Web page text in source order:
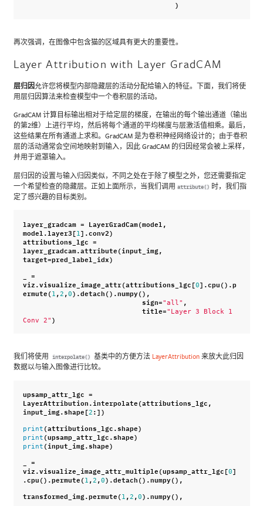
)
再次强调，在图像中包含猫的区域具有更大的重要性。
Layer Attribution with Layer GradCAM
层归因允许您将模型内部隐藏层的活动分配给输入的特征。下面，我们将使
用层归因算法来检查模型中一个卷积层的活动。
GradCAM 计算目标输出相对于给定层的梯度，在输出的每个输出通道（输出
的第2维）上进行平均，然后将每个通道的平均梯度与层激活值相乘。最后，
这些结果在所有通道上求和。GradCAM 是为卷积神经网络设计的；由于卷积
层的活动通常会空间地映射到输入，因此 GradCAM 的归因经常会被上采样，
并用于遮罩输入。
层归因的设置与输入归因类似，不同之处在于除了模型之外，您还需要指定
一个希望检查的隐藏层。正如上面所示，当我们调用 attribute() 时，我们指
定了感兴趣的目标类别。
layer_gradcam = LayerGradCam(model ,
model .layer3[1 ] .conv2)
attributions_lgc =
layer_gradcam.attribute(input_img,
target=pred_label_idx)
=
viz.visualize_image_attr(attributions_lgc[0] .cpu() .p
ermute(1 ,2 ,0) .detach() .numpy(),
sign="all" ,
title="Layer 3 Block 1
Conv 2" )
我们将使用 interpolate() 基类中的方便方法 LayerAttribution来放大此归因
数据以与输入图像进行比较。
upsamp_attr_lgc =
LayerAttribution.interpolate(attributions_lgc,
input_img.shape[2 :])
print (attributions_lgc.shape)
print (upsamp_attr_lgc.shape)
print (input_img.shape)
=
viz.visualize_image_attr_multiple(upsamp_attr_lgc[0]
.cpu() .permute(1 ,2 ,0) .detach() .numpy(),
transformed_img.permute(1 ,2 ,0) .numpy(),